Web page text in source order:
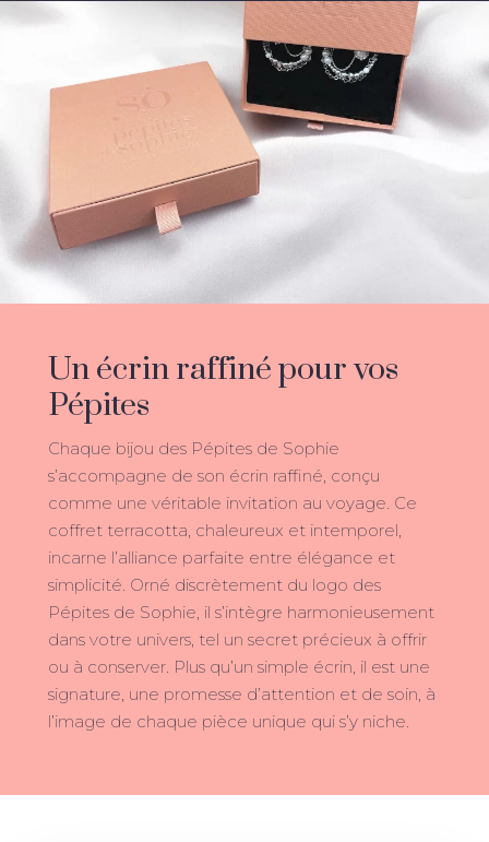
Votre panier est vide.
Go to shop
Un écrin raffiné pour vos
Pépites
Chaque bijou des Pépites de Sophie
s’accompagne de son écrin raffiné, conçu
comme une véritable invitation au voyage. Ce
coffret terracotta, chaleureux et intemporel,
incarne l’alliance parfaite entre élégance et
simplicité. Orné discrètement du logo des
Pépites de Sophie, il s’intègre harmonieusement
dans votre univers, tel un secret précieux à offrir
ou à conserver. Plus qu’un simple écrin, il est une
signature, une promesse d’attention et de soin, à
l’image de chaque pièce unique qui s’y niche.